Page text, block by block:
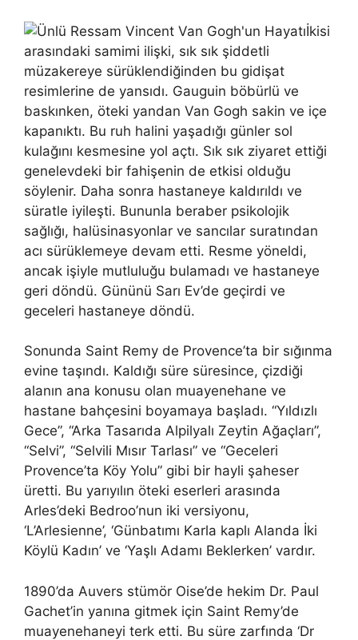
İkisi
arasındaki samimi ilişki, sık sık şiddetli
müzakereye sürüklendiğinden bu gidişat
resimlerine de yansıdı. Gauguin böbürlü ve
baskınken, öteki yandan Van Gogh sakin ve içe
kapanıktı. Bu ruh halini yaşadığı günler sol
kulağını kesmesine yol açtı. Sık sık ziyaret ettiği
genelevdeki bir fahişenin de etkisi olduğu
söylenir. Daha sonra hastaneye kaldırıldı ve
süratle iyileşti. Bununla beraber psikolojik
sağlığı, halüsinasyonlar ve sancılar suratından
acı sürüklemeye devam etti. Resme yöneldi,
ancak işiyle mutluluğu bulamadı ve hastaneye
geri döndü. Gününü Sarı Ev’de geçirdi ve
geceleri hastaneye döndü.
Sonunda Saint Remy de Provence’ta bir sığınma
evine taşındı. Kaldığı süre süresince, çizdiği
alanın ana konusu olan muayenehane ve
hastane bahçesini boyamaya başladı. “Yıldızlı
Gece”, “Arka Tasarıda Alpilyalı Zeytin Ağaçları”,
“Selvi”, “Selvili Mısır Tarlası” ve “Geceleri
Provence’ta Köy Yolu” gibi bir hayli şaheser
üretti. Bu yarıyılın öteki eserleri arasında
Arles’deki Bedroo’nun iki versiyonu,
‘L’Arlesienne’, ‘Günbatımı Karla kaplı Alanda İki
Köylü Kadın’ ve ‘Yaşlı Adamı Beklerken’ vardır.
1890’da Auvers stümör Oise’de hekim Dr. Paul
Gachet’in yanına gitmek için Saint Remy’de
muayenehaneyi terk etti. Bu süre zarfında ‘Dr